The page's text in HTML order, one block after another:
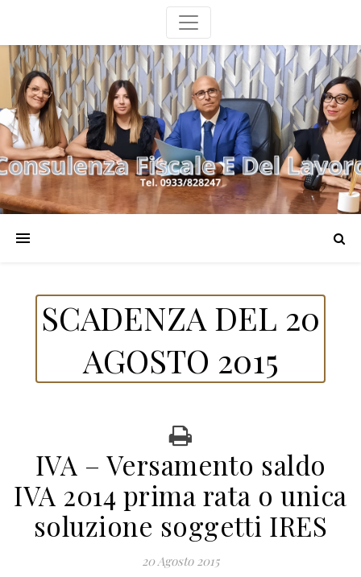
SCADENZA DEL 20
AGOSTO 2015
IVA – Versamento saldo
IVA 2014 prima rata o unica
soluzione soggetti IRES
20 Agosto 2015